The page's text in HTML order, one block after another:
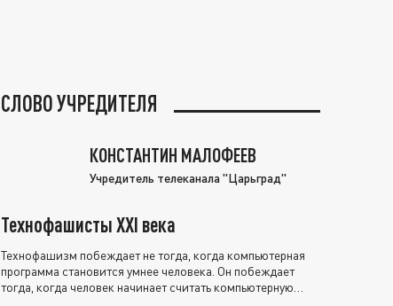
СЛОВО УЧРЕДИТЕЛЯ
КОНСТАНТИН МАЛОФЕЕВ
Учредитель телеканала "Царьград"
Технофашисты XXI века
Технофашизм побеждает не тогда, когда компьютерная
программа становится умнее человека. Он побеждает
тогда, когда человек начинает считать компьютерную